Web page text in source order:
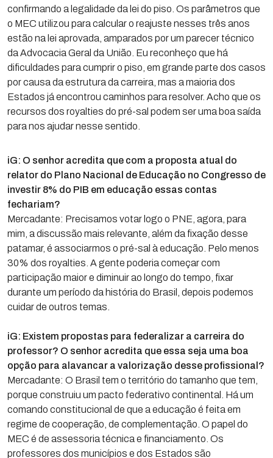
confirmando a legalidade da lei do piso. Os parâmetros que
o MEC utilizou para calcular o reajuste nesses três anos
estão na lei aprovada, amparados por um parecer técnico
da Advocacia Geral da União. Eu reconheço que há
dificuldades para cumprir o piso, em grande parte dos casos
por causa da estrutura da carreira, mas a maioria dos
Estados já encontrou caminhos para resolver. Acho que os
recursos dos royalties do pré-sal podem ser uma boa saída
para nos ajudar nesse sentido.
iG: O senhor acredita que com a proposta atual do
relator do Plano Nacional de Educação no Congresso de
investir 8% do PIB em educação essas contas
fechariam?
Mercadante: Precisamos votar logo o PNE, agora, para
mim, a discussão mais relevante, além da fixação desse
patamar, é associarmos o pré-sal à educação. Pelo menos
30% dos royalties. A gente poderia começar com
participação maior e diminuir ao longo do tempo, fixar
durante um período da história do Brasil, depois podemos
cuidar de outros temas.
iG: Existem propostas para federalizar a carreira do
professor? O senhor acredita que essa seja uma boa
opção para alavancar a valorização desse profissional?
Mercadante: O Brasil tem o território do tamanho que tem,
porque construiu um pacto federativo continental. Há um
comando constitucional de que a educação é feita em
regime de cooperação, de complementação. O papel do
MEC é de assessoria técnica e financiamento. Os
professores dos municípios e dos Estados são